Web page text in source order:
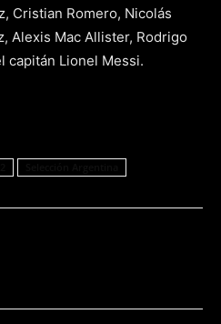
Cristian Romero, Nicolás
Alexis Mac Allister, Rodrigo
capitán Lionel Messi.